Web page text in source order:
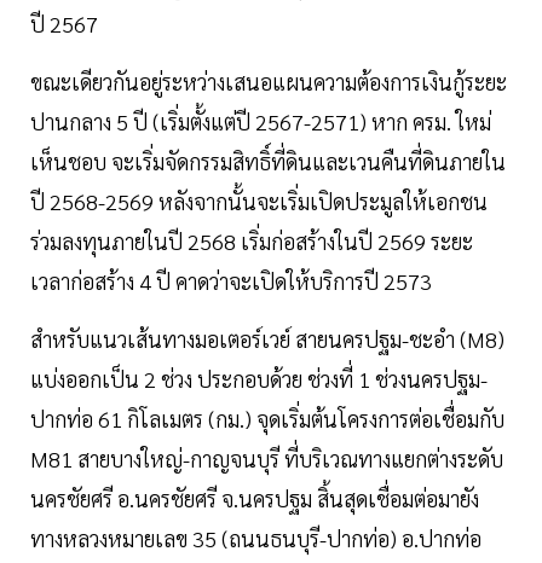
ปี 2567
ขณะเดียวกันอยู่ระหว่างเสนอแผนความต้องการเงินกู้ระยะ
ปานกลาง 5 ปี (เริ่มตั้งแต่ปี 2567-2571) หาก ครม. ใหม่
เห็นชอบ จะเริ่มจัดกรรมสิทธิ์ที่ดินและเวนคืนที่ดินภายใน
ปี 2568-2569 หลังจากนั้นจะเริ่มเปิดประมูลให้เอกชน
ร่วมลงทุนภายในปี 2568 เริ่มก่อสร้างในปี 2569 ระยะ
เวลาก่อสร้าง 4 ปี คาดว่าจะเปิดให้บริการปี 2573
สำหรับแนวเส้นทางมอเตอร์เวย์ สายนครปฐม-ชะอำ (M8)
แบ่งออกเป็น 2 ช่วง ประกอบด้วย ช่วงที่ 1 ช่วงนครปฐม-
ปากท่อ 61 กิโลเมตร (กม.) จุดเริ่มต้นโครงการต่อเชื่อมกับ
M81 สายบางใหญ่-กาญจนบุรี ที่บริเวณทางแยกต่างระดับ
นครชัยศรี อ.นครชัยศรี จ.นครปฐม สิ้นสุดเชื่อมต่อมายัง
ทางหลวงหมายเลข 35 (ถนนธนบุรี-ปากท่อ) อ.ปากท่อ